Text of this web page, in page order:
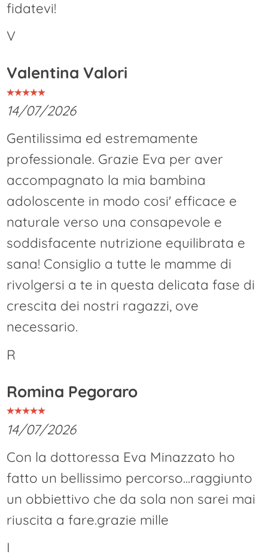
fidatevi!
V
Valentina Valori
14/07/2026
Gentilissima ed estremamente
professionale. Grazie Eva per aver
accompagnato la mia bambina
adoloscente in modo cosi' efficace e
naturale verso una consapevole e
soddisfacente nutrizione equilibrata e
sana! Consiglio a tutte le mamme di
rivolgersi a te in questa delicata fase di
crescita dei nostri ragazzi, ove
necessario.
R
Romina Pegoraro
14/07/2026
Con la dottoressa Eva Minazzato ho
fatto un bellissimo percorso...raggiunto
un obbiettivo che da sola non sarei mai
riuscita a fare.grazie mille
I